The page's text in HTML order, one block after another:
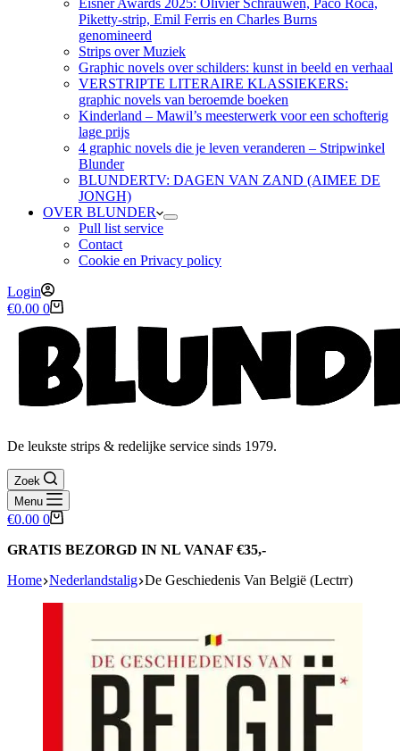
Eisner Awards 2025: Olivier Schrauwen, Paco Roca,
Piketty-strip, Emil Ferris en Charles Burns
genomineerd
Strips over Muziek
Graphic novels over schilders: kunst in beeld en verhaal
VERSTRIPTE LITERAIRE KLASSIEKERS:
graphic novels van beroemde boeken
Kinderland – Mawil’s meesterwerk voor een schofterig
lage prijs
4 graphic novels die je leven veranderen – Stripwinkel
Blunder
BLUNDERTV: DAGEN VAN ZAND (AIMEE DE
JONGH)
OVER BLUNDER
Pull list service
Contact
Cookie en Privacy policy
Login
Winkelwagen
€0.00 0
De leukste strips & redelijke service sinds 1979.
Zoek
Menu
Winkelwagen
€0.00 0
GRATIS BEZORGD IN NL VANAF €35,-
Home Nederlandstalig De Geschiedenis Van België (Lectrr)